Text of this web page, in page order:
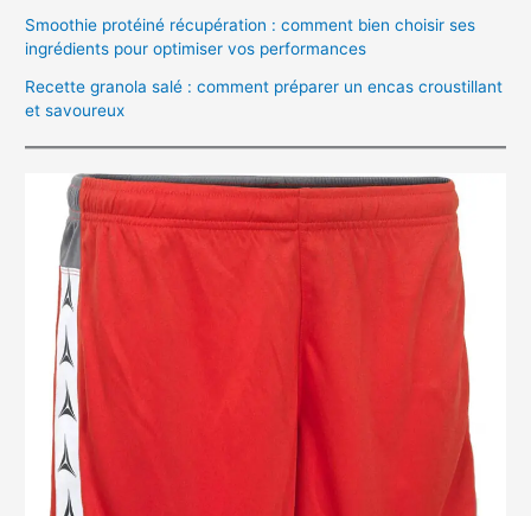
Smoothie protéiné récupération : comment bien choisir ses
ingrédients pour optimiser vos performances
Recette granola salé : comment préparer un encas croustillant
et savoureux